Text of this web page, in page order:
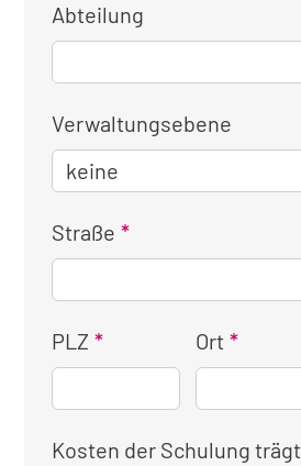
Abteilung
Verwaltungsebene
Straße
PLZ Ort
Kosten der Schulung trägt